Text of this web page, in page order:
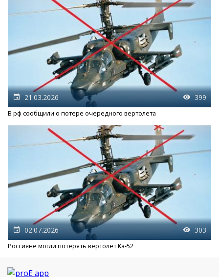
21.03.2026 399
В рф сообщили о потере очередного вертолета
02.07.2026 303
Россияне могли потерять вертолёт Ка-52